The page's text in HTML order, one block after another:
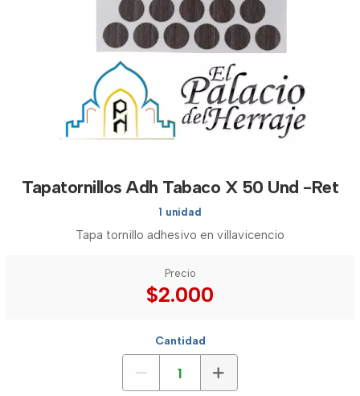
Tapatornillos Adh Tabaco X 50 Und -Ret
1 unidad
Tapa tornillo adhesivo en villavicencio
Precio
$2.000
Cantidad